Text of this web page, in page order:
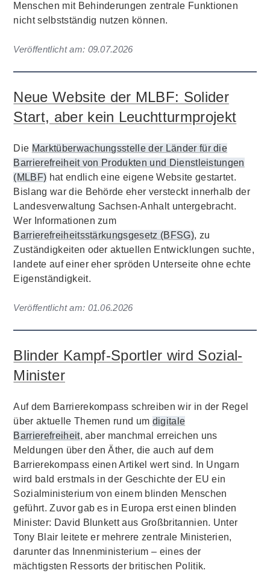
Menschen mit Behinderungen zentrale Funktionen
nicht selbstständig nutzen können.
Veröffentlicht am: 09.07.2026
Neue Website der MLBF: Solider
Start, aber kein Leuchtturmprojekt
Die Marktüberwachungsstelle der Länder für die
Barrierefreiheit von Produkten und Dienstleistungen
(MLBF) hat endlich eine eigene Website gestartet.
Bislang war die Behörde eher versteckt innerhalb der
Landesverwaltung Sachsen-Anhalt untergebracht.
Wer Informationen zum
Barrierefreiheitsstärkungsgesetz (BFSG), zu
Zuständigkeiten oder aktuellen Entwicklungen suchte,
landete auf einer eher spröden Unterseite ohne echte
Eigenständigkeit.
Veröffentlicht am: 01.06.2026
Blinder Kampf-Sportler wird Sozial-
Minister
Auf dem Barrierekompass schreiben wir in der Regel
über aktuelle Themen rund um digitale
Barrierefreiheit, aber manchmal erreichen uns
Meldungen über den Äther, die auch auf dem
Barrierekompass einen Artikel wert sind. In Ungarn
wird bald erstmals in der Geschichte der EU ein
Sozialministerium von einem blinden Menschen
geführt. Zuvor gab es in Europa erst einen blinden
Minister: David Blunkett aus Großbritannien. Unter
Tony Blair leitete er mehrere zentrale Ministerien,
darunter das Innenministerium – eines der
mächtigsten Ressorts der britischen Politik.